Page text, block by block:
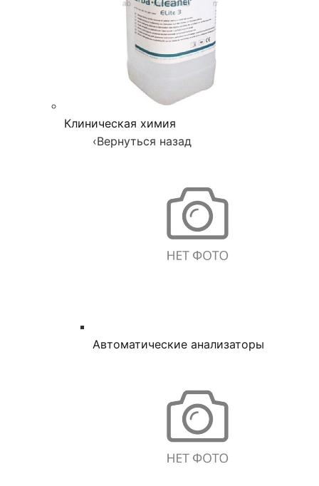
Клиническая химия
‹Вернуться назад
Автоматические анализаторы